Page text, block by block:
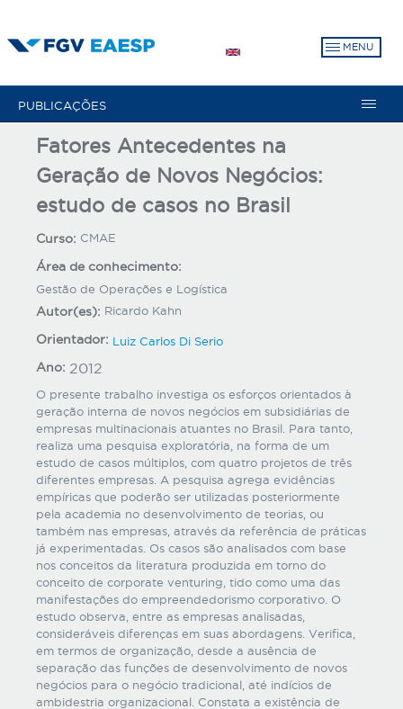
para
MENU
PUBLICAÇÕES
Fatores Antecedentes na
Geração de Novos Negócios:
estudo de casos no Brasil
Curso: CMAE
Área de conhecimento:
Gestão de Operações e Logística
Autor(es): Ricardo Kahn
Orientador: Luiz Carlos Di Serio
Ano: 2012
O presente trabalho investiga os esforços orientados à
geração interna de novos negócios em subsidiárias de
empresas multinacionais atuantes no Brasil. Para tanto,
realiza uma pesquisa exploratória, na forma de um
estudo de casos múltiplos, com quatro projetos de três
diferentes empresas. A pesquisa agrega evidências
empíricas que poderão ser utilizadas posteriormente
pela academia no desenvolvimento de teorias, ou
também nas empresas, através da referência de práticas
já experimentadas. Os casos são analisados com base
nos conceitos da literatura produzida em torno do
conceito de corporate venturing, tido como uma das
manifestações do empreendedorismo corporativo. O
estudo observa, entre as empresas analisadas,
consideráveis diferenças em suas abordagens. Verifica,
em termos de organização, desde a ausência de
separação das funções de desenvolvimento de novos
negócios para o negócio tradicional, até indícios de
ambidestria organizacional. Constata a existência de